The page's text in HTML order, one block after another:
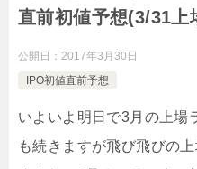
直前初値予想(3/31上
公開日： 2017年3月30日
IPO初値直前予想
いよいよ明日で3月の上場
も続きますが飛び飛びの